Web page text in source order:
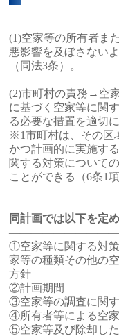
(1)空家等の所有者ま
悪影響を及ぼさない
（同法3条）。
(2)市町村の責務→空
に基づく空家等に関
る必要な措置を適切
※1市町村は、その区
かつ計画的に実施す
関する対策について
ことができる（6条1項
同計画では以下を定
①空家等に関する対
家等の種類その他の
方針
②計画期間
③空家等の調査に関
④所有者等による空
⑤空家等及び除却し